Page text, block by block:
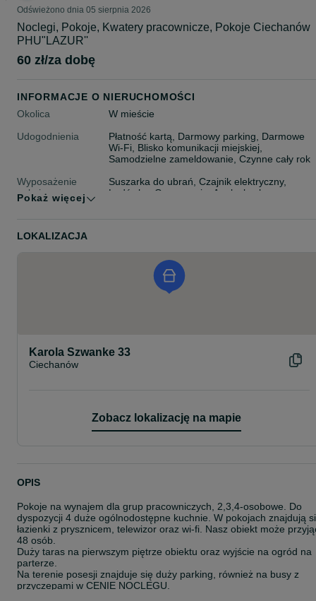
Odświeżono dnia 05 sierpnia 2026
Noclegi, Pokoje, Kwatery pracownicze, Pokoje Ciechanów
PHU"LAZUR''
60 zł/za dobę
INFORMACJE O NIERUCHOMOŚCI
Okolica
W mieście
Udogodnienia
Płatność kartą, Darmowy parking, Darmowe
Wi-Fi, Blisko komunikacji miejskiej,
Samodzielne zameldowanie, Czynne cały rok
Wyposażenie
pokoju
Suszarka do ubrań, Czajnik elektryczny,
Lodówka, Ogrzewanie, Aneks kuchenny,
Rozrywka i
Pokaż więcej
LOKALIZACJA
Karola Szwanke 33
Ciechanów
Zobacz lokalizację na mapie
OPIS
Pokoje na wynajem dla grup pracowniczych, 2,3,4-osobowe. Do
dyspozycji 4 duże ogólnodostępne kuchnie. W pokojach znajdują
łazienki z prysznicem, telewizor oraz wi-fi. Nasz obiekt może
48 osób.
Duży taras na pierwszym piętrze obiektu oraz wyjście na ogród na
parterze.
Na terenie posesji znajduje się duży parking, również na busy z
przyczepami w CENIE NOCLEGU.